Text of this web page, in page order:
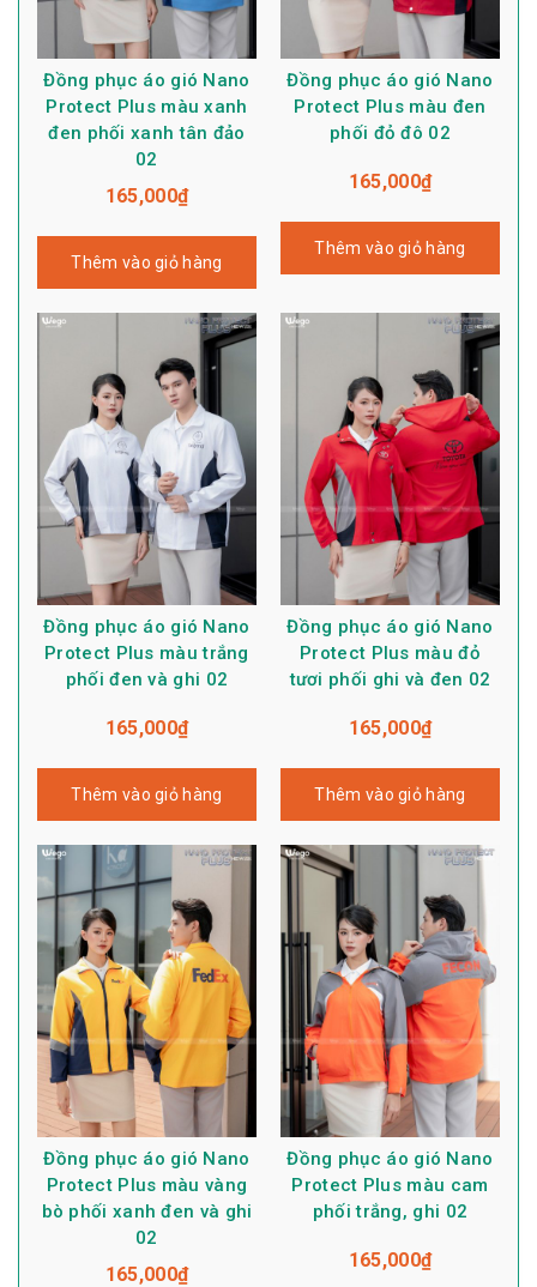
Đồng phục áo gió Nano
Protect Plus màu xanh
đen phối xanh tân đảo
02
165,000₫
Thêm vào giỏ hàng
Đồng phục áo gió Nano
Protect Plus màu đen
phối đỏ đô 02
165,000₫
Thêm vào giỏ hàng
Đồng phục áo gió Nano
Protect Plus màu trắng
phối đen và ghi 02
165,000₫
Thêm vào giỏ hàng
Đồng phục áo gió Nano
Protect Plus màu đỏ
tươi phối ghi và đen 02
165,000₫
Thêm vào giỏ hàng
Đồng phục áo gió Nano
Protect Plus màu vàng
bò phối xanh đen và ghi
02
165,000₫
Đồng phục áo gió Nano
Protect Plus màu cam
phối trắng, ghi 02
165,000₫